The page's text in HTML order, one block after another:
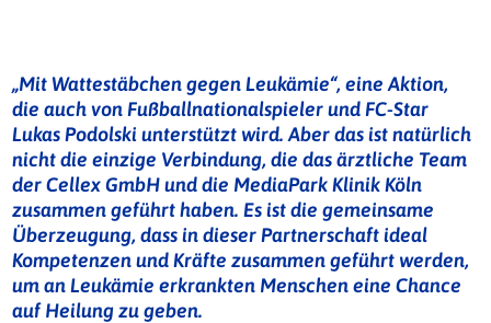
„Mit Wattestäbchen gegen Leukämie“, eine Aktion,
die auch von Fußballnationalspieler und FC-Star
Lukas Podolski unterstützt wird. Aber das ist natürlich
nicht die einzige Verbindung, die das ärztliche Team
der Cellex GmbH und die MediaPark Klinik Köln
zusammen geführt haben. Es ist die gemeinsame
Überzeugung, dass in dieser Partnerschaft ideal
Kompetenzen und Kräfte zusammen geführt werden,
um an Leukämie erkrankten Menschen eine Chance
auf Heilung zu geben.